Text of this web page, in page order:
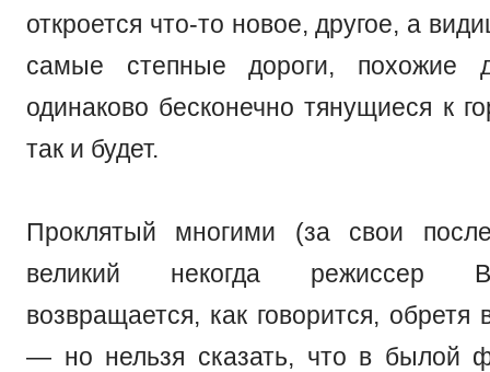
откроется что-то новое, другое, а
самые степные дороги, похожие
одинаково бесконечно тянущиеся к
так и будет.
Проклятый многими (за свои
великий некогда режиссер
возвращается, как говорится, обретя
— но нельзя сказать, что в былой